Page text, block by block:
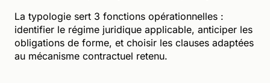
La typologie sert 3 fonctions opérationnelles :
identifier le régime juridique applicable, anticiper les
obligations de forme, et choisir les clauses adaptées
au mécanisme contractuel retenu.